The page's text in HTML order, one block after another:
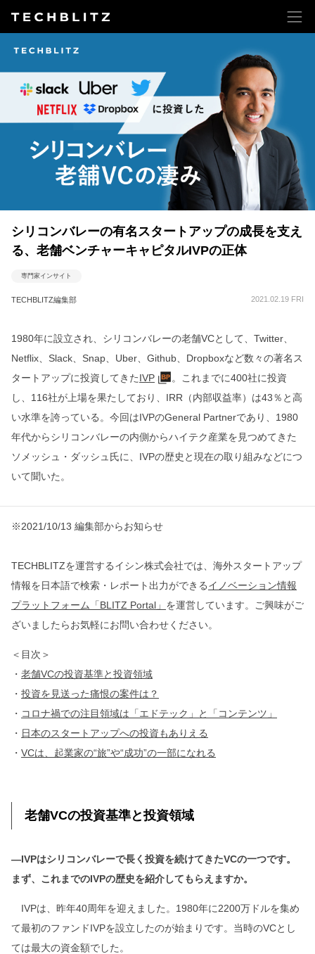
シリコンバレーの有名スタートアップの成長を支え
る、老舗ベンチャーキャピタルIVPの正体
専門家インサイト
TECHBLITZ編集部 2021.02.19 FRI
1980年に設立され、シリコンバレーの老舗VCとして、Twitter、
Netflix、Slack、Snap、Uber、Github、Dropboxなど数々の著名ス
タートアップに投資してきたIVP
。これまでに400社に投資
し、116社が上場を果たしており、IRR（内部収益率）は43％と高
い水準を誇っている。今回はIVPのGeneral Partnerであり、1980
年代からシリコンバレーの内側からハイテク産業を見つめてきた
ソメッシュ・ダッシュ氏に、IVPの歴史と現在の取り組みなどにつ
いて聞いた。
※2021/10/13 編集部からお知らせ
TECHBLITZを運営するイシン株式会社では、海外スタートアップ
情報を日本語で検索・レポート出力ができるイノベーション情報
プラットフォーム「BLITZ Portal」 を運営しています。ご興味がご
ざいましたらお気軽にお問い合わせください。
＜目次＞
・ 老舗VCの投資基準と投資領域
・ 投資を見送った痛恨の案件は？
・ コロナ禍での注目領域は「エドテック」と「コンテンツ」
・ 日本のスタートアップへの投資もありえる
・ VCは、起業家の“旅”や“成功”の一部になれる
老舗VCの投資基準と投資領域
―IVPはシリコンバレーで長く投資を続けてきたVCの一つです。
まず、これまでのIVPの歴史を紹介してもらえますか。
IVPは、昨年40周年を迎えました。1980年に2200万ドルを集め
て最初のファンドIVPを設立したのが始まりです。当時のVCとし
ては最大の資金額でした。